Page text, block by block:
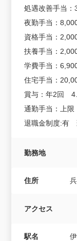
処遇改善手当
夜勤手当：
資格手当：
扶養手当：
学費手当：
住宅手当：
賞与：年2回
通勤手当：上
退職金制度:有
勤務地
住所
アクセス
駅名